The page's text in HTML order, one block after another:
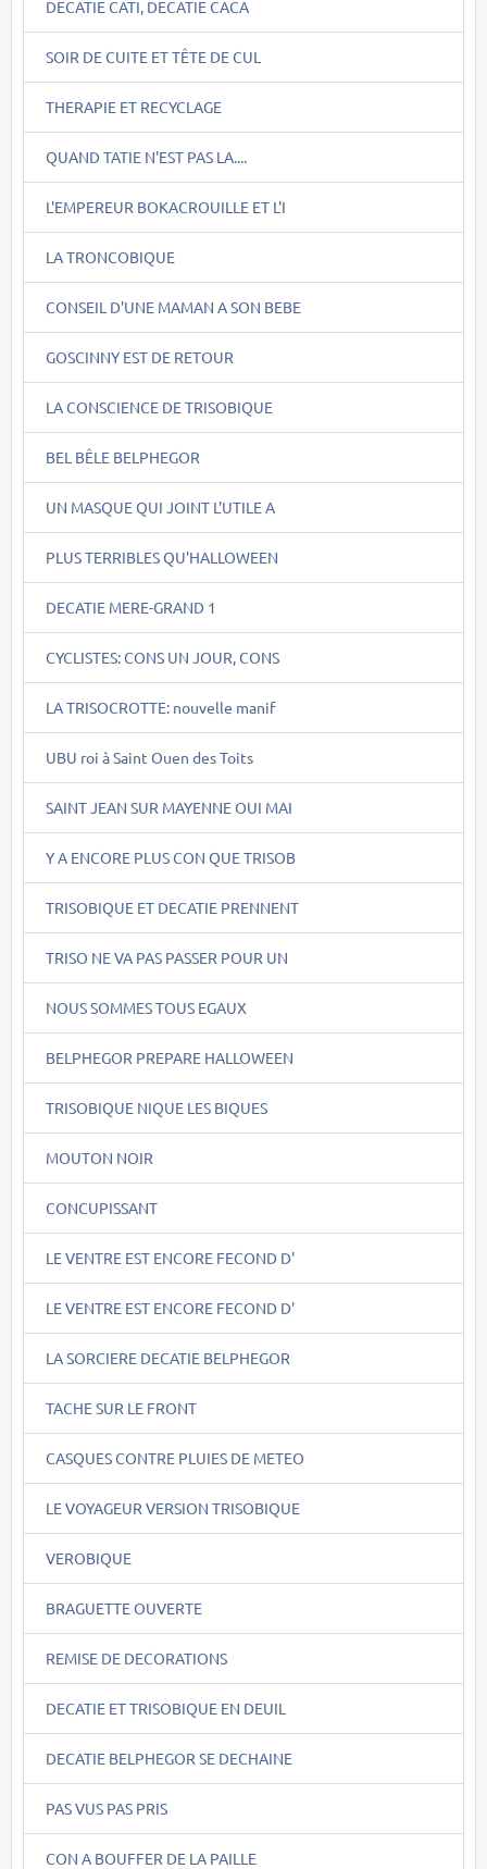
DECATIE CATI, DECATIE CACA
SOIR DE CUITE ET TÊTE DE CUL
THERAPIE ET RECYCLAGE
QUAND TATIE N'EST PAS LA....
L'EMPEREUR BOKACROUILLE ET L'I
LA TRONCOBIQUE
CONSEIL D'UNE MAMAN A SON BEBE
GOSCINNY EST DE RETOUR
LA CONSCIENCE DE TRISOBIQUE
BEL BÊLE BELPHEGOR
UN MASQUE QUI JOINT L'UTILE A
PLUS TERRIBLES QU'HALLOWEEN
DECATIE MERE-GRAND 1
CYCLISTES: CONS UN JOUR, CONS
LA TRISOCROTTE: nouvelle manif
UBU roi à Saint Ouen des Toits
SAINT JEAN SUR MAYENNE OUI MAI
Y A ENCORE PLUS CON QUE TRISOB
TRISOBIQUE ET DECATIE PRENNENT
TRISO NE VA PAS PASSER POUR UN
NOUS SOMMES TOUS EGAUX
BELPHEGOR PREPARE HALLOWEEN
TRISOBIQUE NIQUE LES BIQUES
MOUTON NOIR
CONCUPISSANT
LE VENTRE EST ENCORE FECOND D'
LE VENTRE EST ENCORE FECOND D'
LA SORCIERE DECATIE BELPHEGOR
TACHE SUR LE FRONT
CASQUES CONTRE PLUIES DE METEO
LE VOYAGEUR VERSION TRISOBIQUE
VEROBIQUE
BRAGUETTE OUVERTE
REMISE DE DECORATIONS
DECATIE ET TRISOBIQUE EN DEUIL
DECATIE BELPHEGOR SE DECHAINE
PAS VUS PAS PRIS
CON A BOUFFER DE LA PAILLE